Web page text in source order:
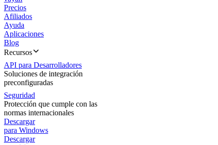
Precios
Afiliados
Ayuda
Aplicaciones
Blog
Recursos
API para Desarrolladores
Soluciones de integración
preconfiguradas
Seguridad
Protección que cumple con las
normas internacionales
Descargar
para Windows
Descargar